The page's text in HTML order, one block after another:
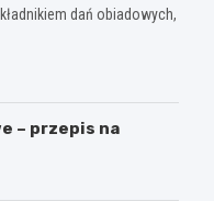
dań obiadowych,
– przepis na